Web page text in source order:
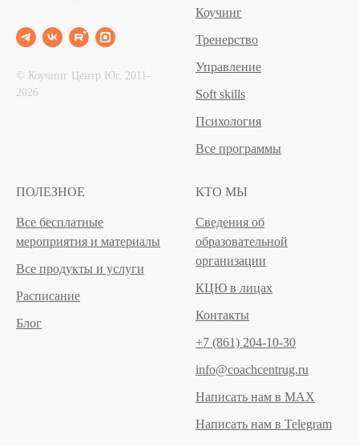
© Коучинг Центр Юг, 2011‐
2026
Коучинг
Тренерство
Управление
Soft skills
Психология
Все программы
ПОЛЕЗНОЕ
Все бесплатные
мероприятия и материалы
Все продукты и услуги
Расписание
Блог
КТО МЫ
Сведения об
образовательной
организации
КЦЮ в лицах
Контакты
+7 (861) 204-10-30
info@coachcentrug.ru
Написать нам в MAX
Написать нам в Telegram